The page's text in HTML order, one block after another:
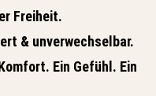
Freiheit.
& unverwechselbar.
Ein Gefühl. Ein